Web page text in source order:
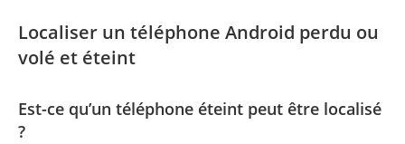
Localiser un téléphone Android perdu ou
volé et éteint
Est-ce qu’un téléphone éteint peut être localisé
?